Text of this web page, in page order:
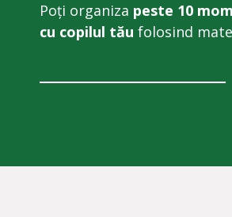
Poți organiza peste 10
cu copilul tău folosind